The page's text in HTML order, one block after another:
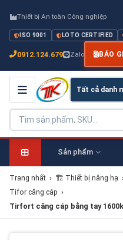
Thiết bị An toàn Công nghiệp
ISO 9001 LOTO CERTIFIED
0912.124.679 Zalo BÁO
Sản phẩm
Trang nhất › 🏗 Thiết bị nâng hạ ›
Tifor căng cáp ›
Tirfort căng cáp bằng tay